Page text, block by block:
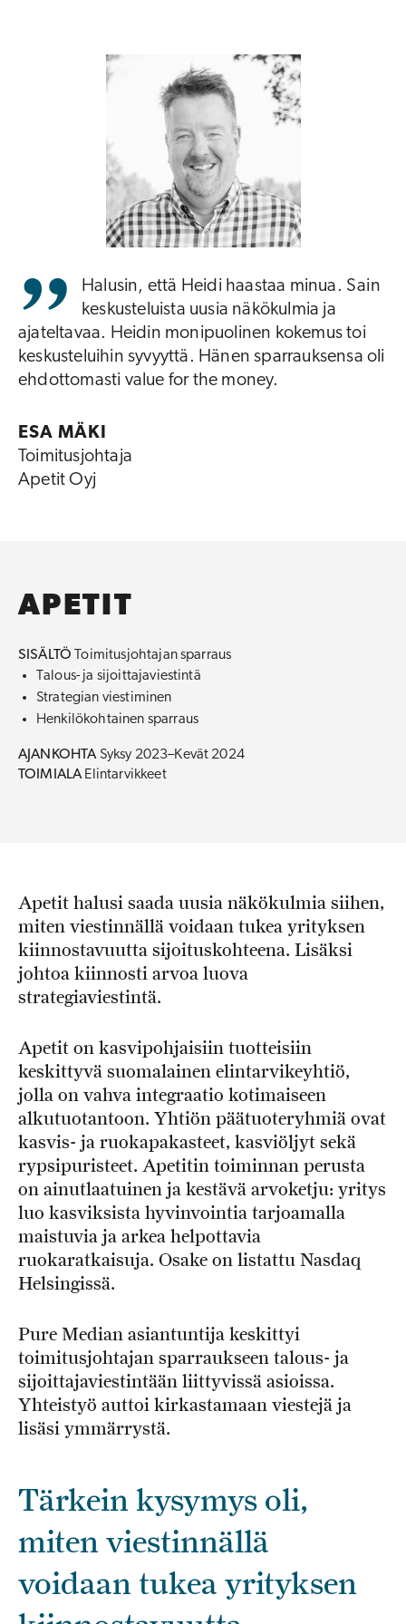
Halusin, että Heidi haastaa minua. Sain
keskusteluista uusia näkökulmia ja
ajateltavaa. Heidin monipuolinen kokemus toi
keskusteluihin syvyyttä. Hänen sparrauksensa oli
ehdottomasti value for the money.
ESA MÄKI
Toimitusjohtaja
Apetit Oyj
APETIT
SISÄLTÖ Toimitusjohtajan sparraus
Talous- ja sijoittajaviestintä
Strategian viestiminen
Henkilökohtainen sparraus
AJANKOHTASyksy 2023–Kevät 2024
TOIMIALAElintarvikkeet
Apetit halusi saada uusia näkökulmia siihen,
miten viestinnällä voidaan tukea yrityksen
kiinnostavuutta sijoituskohteena. Lisäksi
johtoa kiinnosti arvoa luova
strategiaviestintä.
Apetit on kasvipohjaisiin tuotteisiin
keskittyvä suomalainen elintarvikeyhtiö,
jolla on vahva integraatio kotimaiseen
alkutuotantoon. Yhtiön päätuoteryhmiä ovat
kasvis- ja ruokapakasteet, kasviöljyt sekä
rypsipuristeet. Apetitin toiminnan perusta
on ainutlaatuinen ja kestävä arvoketju: yritys
luo kasviksista hyvinvointia tarjoamalla
maistuvia ja arkea helpottavia
ruokaratkaisuja. Osake on listattu Nasdaq
Helsingissä.
Pure Median asiantuntija keskittyi
toimitusjohtajan sparraukseen talous- ja
sijoittajaviestintään liittyvissä asioissa.
Yhteistyö auttoi kirkastamaan viestejä ja
lisäsi ymmärrystä.
Tärkein kysymys oli,
miten viestinnällä
voidaan tukea yrityksen